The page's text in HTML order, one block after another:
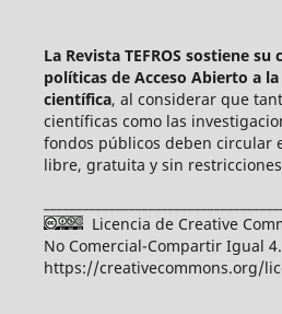
La Revista TEFROS sostiene
políticas de Acceso Abierto a
científica, al considerar que
científicas como las
fondos públicos deben circular
libre, gratuita y sin
Licencia de Creative
No Comercial-Compartir Igual
https://creativecommons.org/